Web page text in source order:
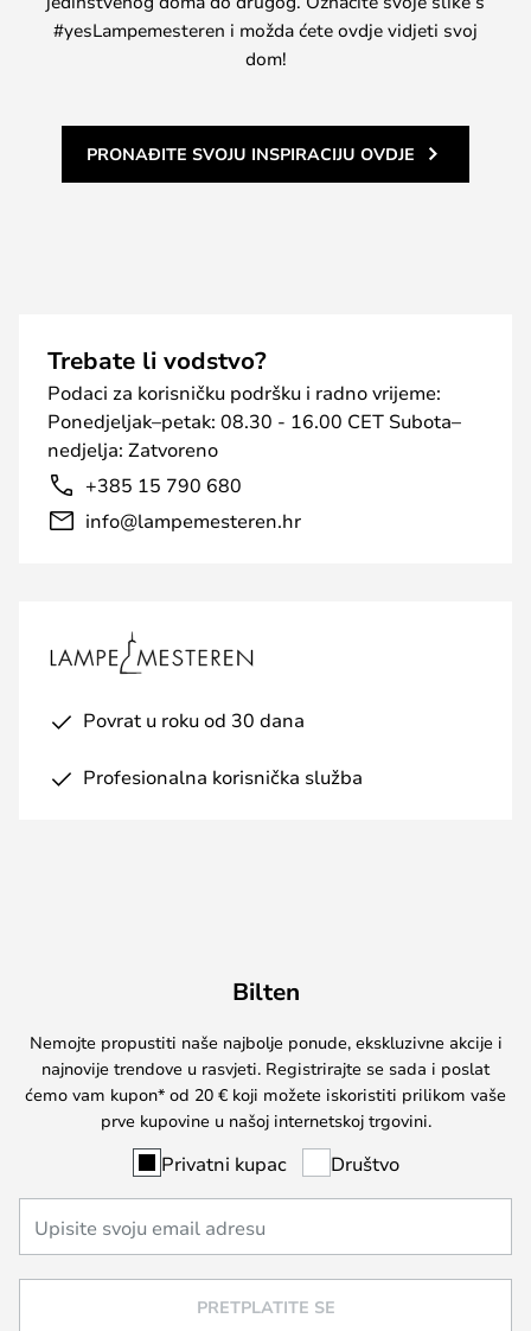
#yesLampemesteren i možda ćete ovdje vidjeti svoj
dom!
PRONAĐITE SVOJU INSPIRACIJU OVDJE
Trebate li vodstvo?
Podaci za korisničku podršku i radno vrijeme:
Ponedjeljak–petak: 08.30 - 16.00 CET Subota–
nedjelja: Zatvoreno
+385 15 790 680
info@lampemesteren.hr
Povrat u roku od 30 dana
Profesionalna korisnička služba
Bilten
Nemojte propustiti naše najbolje ponude, ekskluzivne akcije i
najnovije trendove u rasvjeti. Registrirajte se sada i poslat
ćemo vam kupon* od 20 € koji možete iskoristiti prilikom vaše
prve kupovine u našoj internetskoj trgovini.
Privatni kupac Društvo
PRETPLATITE SE